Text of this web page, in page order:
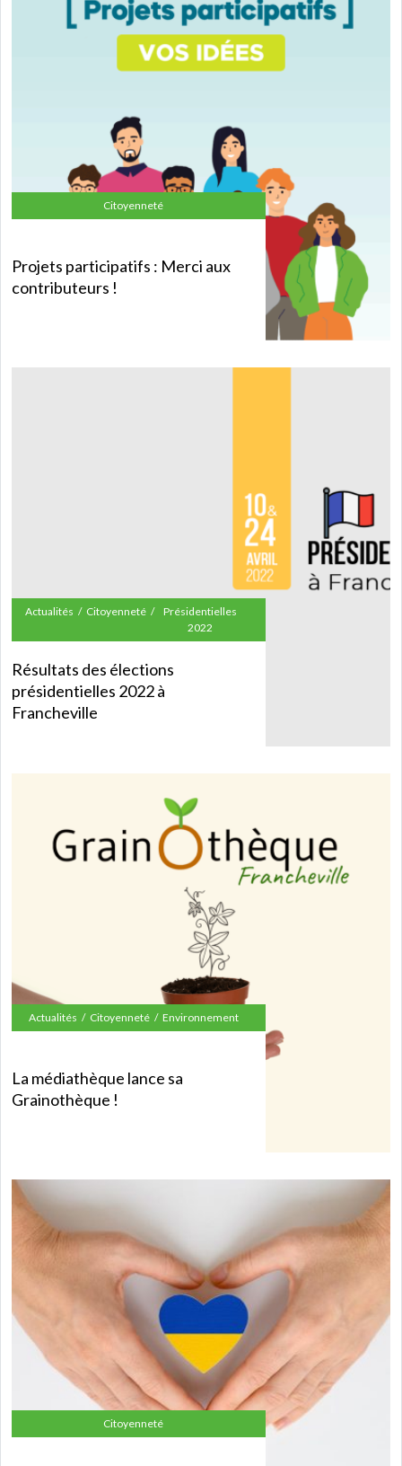
Citoyenneté
Projets participatifs : Merci aux
contributeurs !
Actualités Citoyenneté
Présidentielles
2022
Résultats des élections
présidentielles 2022 à
Francheville
Actualités Citoyenneté Environnement
La médiathèque lance sa
Grainothèque !
Citoyenneté